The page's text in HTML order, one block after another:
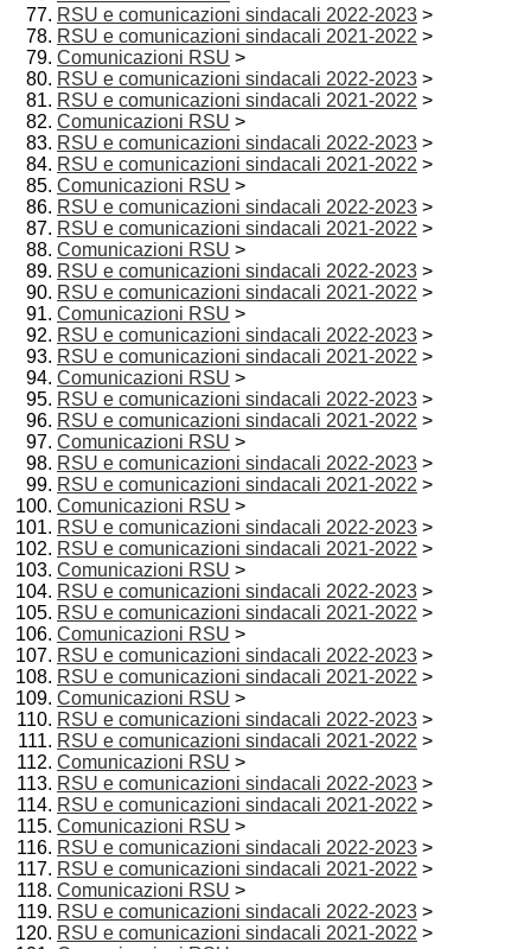
RSU e comunicazioni sindacali 2022-2023 >
RSU e comunicazioni sindacali 2021-2022 >
Comunicazioni RSU >
RSU e comunicazioni sindacali 2022-2023 >
RSU e comunicazioni sindacali 2021-2022 >
Comunicazioni RSU >
RSU e comunicazioni sindacali 2022-2023 >
RSU e comunicazioni sindacali 2021-2022 >
Comunicazioni RSU >
RSU e comunicazioni sindacali 2022-2023 >
RSU e comunicazioni sindacali 2021-2022 >
Comunicazioni RSU >
RSU e comunicazioni sindacali 2022-2023 >
RSU e comunicazioni sindacali 2021-2022 >
Comunicazioni RSU >
RSU e comunicazioni sindacali 2022-2023 >
RSU e comunicazioni sindacali 2021-2022 >
Comunicazioni RSU >
RSU e comunicazioni sindacali 2022-2023 >
RSU e comunicazioni sindacali 2021-2022 >
Comunicazioni RSU >
RSU e comunicazioni sindacali 2022-2023 >
RSU e comunicazioni sindacali 2021-2022 >
Comunicazioni RSU >
RSU e comunicazioni sindacali 2022-2023 >
RSU e comunicazioni sindacali 2021-2022 >
Comunicazioni RSU >
RSU e comunicazioni sindacali 2022-2023 >
RSU e comunicazioni sindacali 2021-2022 >
Comunicazioni RSU >
RSU e comunicazioni sindacali 2022-2023 >
RSU e comunicazioni sindacali 2021-2022 >
Comunicazioni RSU >
RSU e comunicazioni sindacali 2022-2023 >
RSU e comunicazioni sindacali 2021-2022 >
Comunicazioni RSU >
RSU e comunicazioni sindacali 2022-2023 >
RSU e comunicazioni sindacali 2021-2022 >
Comunicazioni RSU >
RSU e comunicazioni sindacali 2022-2023 >
RSU e comunicazioni sindacali 2021-2022 >
Comunicazioni RSU >
RSU e comunicazioni sindacali 2022-2023 >
RSU e comunicazioni sindacali 2021-2022 >